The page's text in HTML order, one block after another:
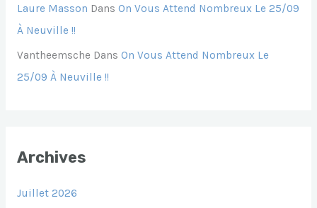
Laure Masson Dans On Vous Attend Nombreux Le 25/09
À Neuville !!
Vantheemsche Dans On Vous Attend Nombreux Le
25/09 À Neuville !!
Archives
Juillet 2026